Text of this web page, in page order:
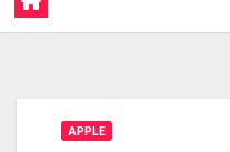
APPLE